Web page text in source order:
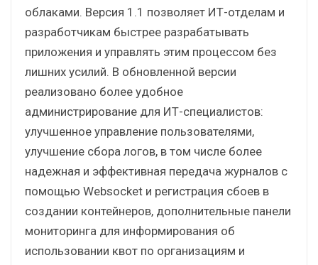
облаками. Версия 1.1 позволяет ИТ-отделам и
разработчикам быстрее разрабатывать
приложения и управлять этим процессом без
лишних усилий. В обновленной версии
реализовано более удобное
администрирование для ИТ-специалистов:
улучшенное управление пользователями,
улучшение сбора логов, в том числе более
надежная и эффективная передача журналов с
помощью Websocket и регистрация сбоев в
создании контейнеров, дополнительные панели
мониторинга для информирования об
использовании квот по организациям и